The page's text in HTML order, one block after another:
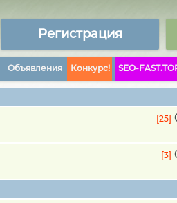
Регистрация
Объявления Конкурс! SEO-
[25]
[3]